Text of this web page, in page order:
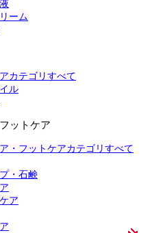
ーム
カテゴリすべて
ル
ットケア
・フットケアカテゴリすべて
・石鹸
ア